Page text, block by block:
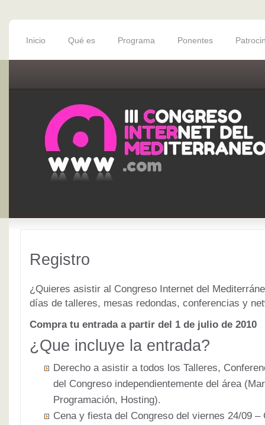
Inicio Qué es Programa Ponentes
Registro
¿Quieres asistir al Congreso Internet del
días de talleres, mesas redondas, conferencias y
Compra tu entrada a partir del 1 de julio de 2010
¿Que incluye la entrada?
Derecho a asistir a todos los Talleres,
del Congreso independientemente del área
Programación, Hosting).
Cena y fiesta del Congreso del viernes 24/09 –